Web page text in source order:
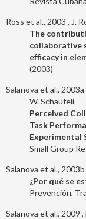
Ross et al., 2003 J.
The
collaborative
efficacy in
2003
Salanova et al., 2003a
W. Schaufeli
Perceived
Task
Experimental
Small Group
Salanova et al., 2003b
¿Por qué se
Prevención,
Salanova et al., 2009